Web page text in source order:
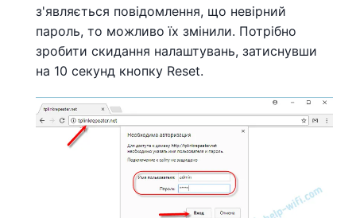
з'являється повідомлення, що невірний
пароль, то можливо їх змінили. Потрібно
зробити скидання налаштувань, затиснувши
на 10 секунд кнопку Reset.